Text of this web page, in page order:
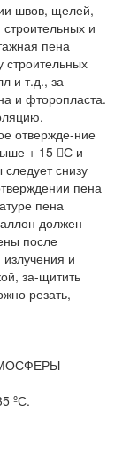
швов, щелей,
и
пена
строительных
и т.д., за
и фторопласта.
отвержде-ние
+ 15 С и
снизу
пена
пена
должен
после
и
за-щитить
резать,
ºС.